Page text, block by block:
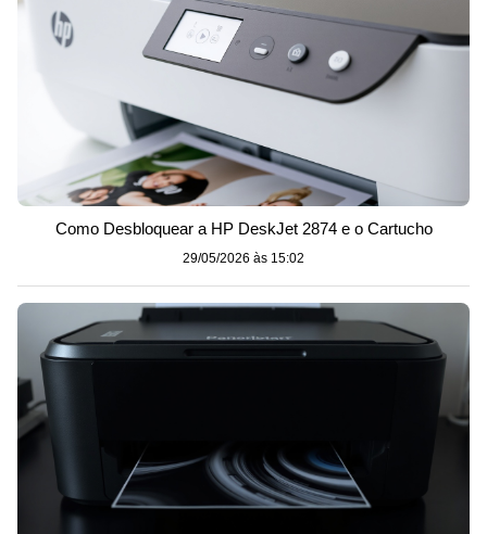
Como Desbloquear a HP DeskJet 2874 e o Cartucho
29/05/2026 às 15:02